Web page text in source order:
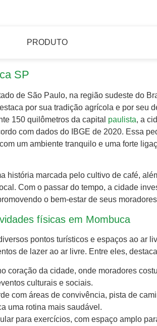
PRODUTO
SP
de São Paulo, na região sudeste do
por sua tradição agrícola e por seu
150 quilômetros da capital paulista, a
com dados do IBGE de 2020. Essa
um ambiente tranquilo e uma forte
história marcada pelo cultivo de café,
Com o passar do tempo, a cidade
o bem-estar de seus
físicas em Mombuca
pontos turísticos e espaços ao ar
de lazer ao ar livre. Entre eles,
coração da cidade, onde moradores
culturais e sociais.
com áreas de convivência, pista de
uma rotina mais saudável.
para exercícios, com espaço amplo